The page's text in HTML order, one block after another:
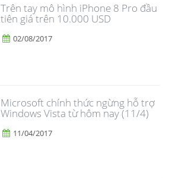
Trên tay mô hình iPhone 8 Pro đầu
tiên giá trên 10.000 USD
02/08/2017
Microsoft chính thức ngừng hỗ trợ
Windows Vista từ hôm nay (11/4)
11/04/2017